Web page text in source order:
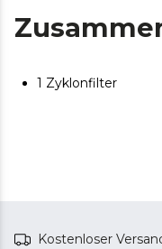
1 Zyklonfilter
Kostenloser